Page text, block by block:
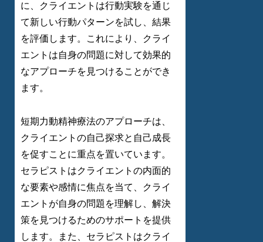
に、クライエントは行動実験を通じ
て新しい行動パターンを試し、結果
を評価します。これにより、クライ
エントは自身の問題に対して効果的
なアプローチを見つけることができ
ます。
短期力動精神療法のアプローチは、
クライエントの自己探求と自己成長
を促すことに重点を置いています。
セラピストはクライエントの内面的
な要素や感情に焦点を当て、クライ
エントが自身の問題を理解し、解決
策を見つけるためのサポートを提供
します。また、セラピストはクライ